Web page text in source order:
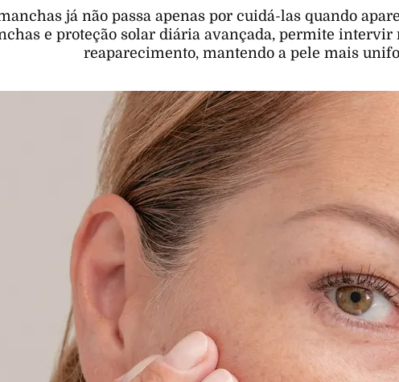
já não passa apenas por cuidá-las quando
e proteção solar diária avançada, permite
reaparecimento, mantendo a pele mais